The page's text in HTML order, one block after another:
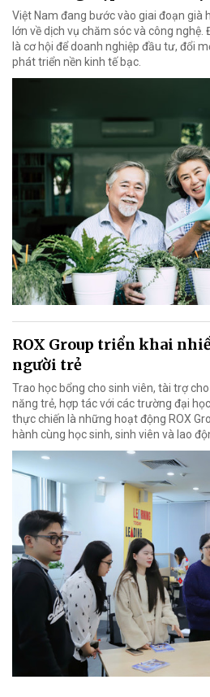
Việt Nam đang bước vào giai đoạn già
lớn về dịch vụ chăm sóc và công
là cơ hội để doanh nghiệp đầu tư, đổi
phát triển nền kinh tế bạc.
ROX Group triển khai
người trẻ
Trao học bổng cho sinh viên, tài trợ
năng trẻ, hợp tác với các trường đại
thực chiến là những hoạt động ROX
hành cùng học sinh, sinh viên và lao